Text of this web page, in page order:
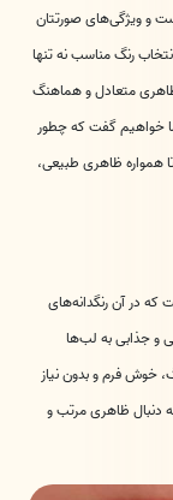
و ویژگی‌های صورتتان
رنگ مناسب نه تنها
متعادل و هماهنگ
خواهیم گفت که چطور
همواره ظاهری طبیعی،
در آن رنگدانه‌های
و جذابی به لب‌ها
خوش فرم و بدون نیاز
دنبال ظاهری مرتب و